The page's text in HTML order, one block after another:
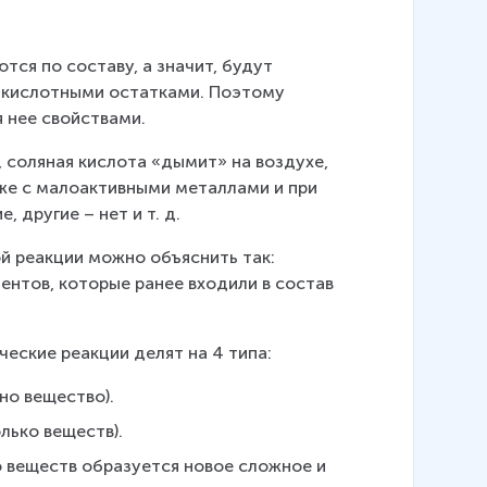
по составу, а значит, будут
остатками. Поэтому
свойствами.
кислота «дымит» на воздухе,
с малоактивными металлами и при
другие – нет и т. д.
реакции можно объяснить так:
которые ранее входили в состав
реакции делят на 4 типа:
вещество).
веществ).
образуется новое сложное и